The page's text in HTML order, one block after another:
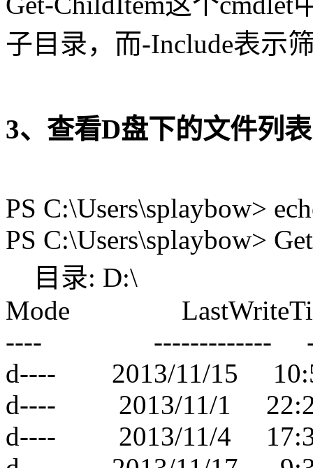
子目录，而-Include表示
3、查看D盘下的文件列
PS C:\Users\splaybow>
PS C:\Users\splaybow>
目录: D:\
Mode
---- -------------
d---- 2013/11/15
d---- 2013/11/1
d---- 2013/11/4